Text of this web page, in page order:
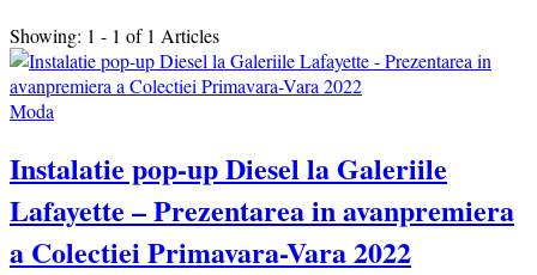
Showing: 1 - 1 of 1 Articles
Moda
Instalatie pop-up Diesel la Galeriile
Lafayette – Prezentarea in avanpremiera
a Colectiei Primavara-Vara 2022